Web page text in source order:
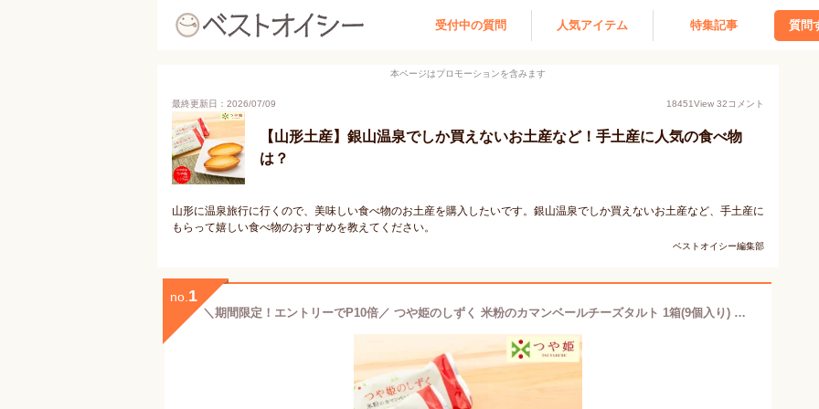
受付中の質問 人気アイテム 特集記事 質問
本ページはプロモーションを含みます
最終更新日：2026/07/09 18451View 32コメント
【山形土産】銀山温泉でしか買えないお土産など！手土産に人気の食べ物
は？
山形に温泉旅行に行くので、美味しい食べ物のお土産を購入したいです。銀山温泉でしか買えないお土産など、手土産に
もらって嬉しい食べ物のおすすめを教えてください。
ベストオイシー編集部
no. 1
＼期間限定！エントリーでP10倍／ つや姫のしずく 米粉のカマンベールチーズタルト 1箱(9個入り) 山形限定 ブランド米 加藤物産 (お菓子/焼き菓子/個包装/お土産/オリジナル/お取り寄せ/美味しい/おすすめ/しっとり)【A01】